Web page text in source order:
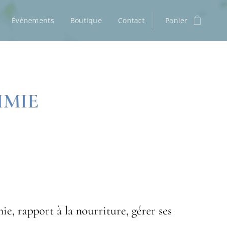
Évènements Boutique Contact Panier
rapport à la nourriture, gérer ses